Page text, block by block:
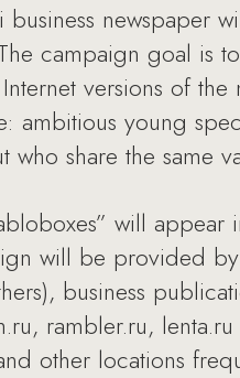
newspaper
campaign goal is
versions of
young
share the same
will appear
will be provided
business
rambler.ru,
other locations